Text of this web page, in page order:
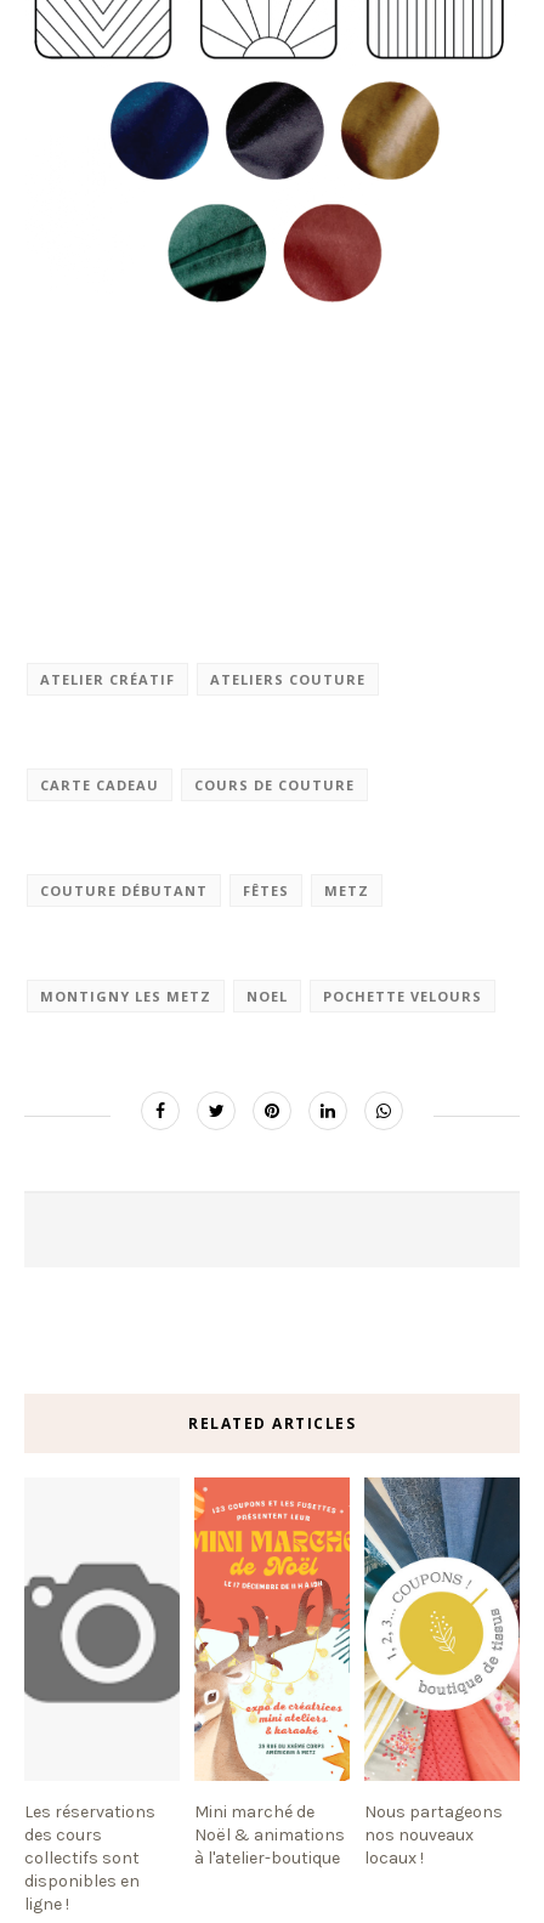
ATELIER CRÉATIF ATELIERS COUTURE
CARTE CADEAU COURS DE COUTURE
COUTURE DÉBUTANT FÊTES METZ
MONTIGNY LES METZ NOEL POCHETTE VELOURS
RELATED ARTICLES
Les réservations
des cours
collectifs sont
disponibles en
ligne !
Mini marché de
Noël & animations
à l'atelier-boutique
Nous partageons
nos nouveaux
locaux !